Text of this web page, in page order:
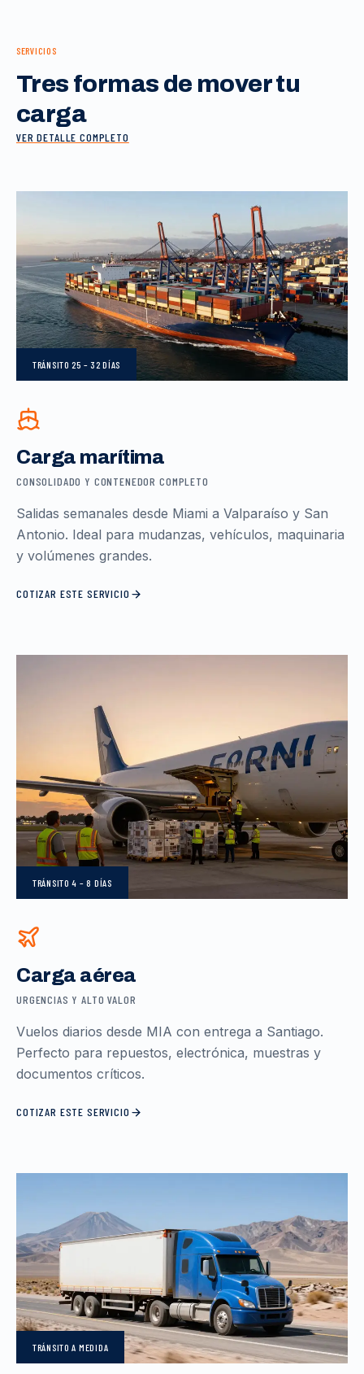
SERVICIOS
Tres formas de mover tu
carga
VER DETALLE COMPLETO
TRÁNSITO 25 – 32 DÍAS
Carga marítima
CONSOLIDADO Y CONTENEDOR COMPLETO
Salidas semanales desde Miami a Valparaíso y San
Antonio. Ideal para mudanzas, vehículos, maquinaria
y volúmenes grandes.
COTIZAR ESTE SERVICIO
TRÁNSITO4 – 8 DÍAS
Carga aérea
URGENCIAS Y ALTO VALOR
Vuelos diarios desde MIA con entrega a Santiago.
Perfecto para repuestos, electrónica, muestras y
documentos críticos.
COTIZAR ESTE SERVICIO
TRÁNSITOA MEDIDA